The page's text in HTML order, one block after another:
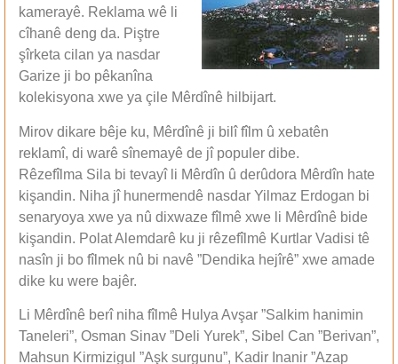
kamerayê. Reklama wê li
cîhanê deng da. Piştre
şîrketa cilan ya nasdar
Garize ji bo pêkanîna
kolekisyona xwe ya çile Mêrdînê hilbijart.
Mirov dikare bêje ku, Mêrdînê ji bilî fîlm û xebatên
reklamî, di warê sînemayê de jî populer dibe.
Rêzefîlma Sila bi tevayî li Mêrdîn û derûdora Mêrdîn hate
kişandin. Niha jî hunermendê nasdar Yilmaz Erdogan bi
senaryoya xwe ya nû dixwaze fîlmê xwe li Mêrdînê bide
kişandin. Polat Alemdarê ku ji rêzefîlmê Kurtlar Vadisi tê
nasîn ji bo fîlmek nû bi navê ”Dendika hejîrê” xwe amade
dike ku were bajêr.
Li Mêrdînê berî niha fîlmê Hulya Avşar ”Salkim hanimin
Taneleri”, Osman Sinav ”Deli Yurek”, Sibel Can ”Berivan”,
Mahsun Kirmizigul ”Aşk surgunu”, Kadir Inanir ”Azap